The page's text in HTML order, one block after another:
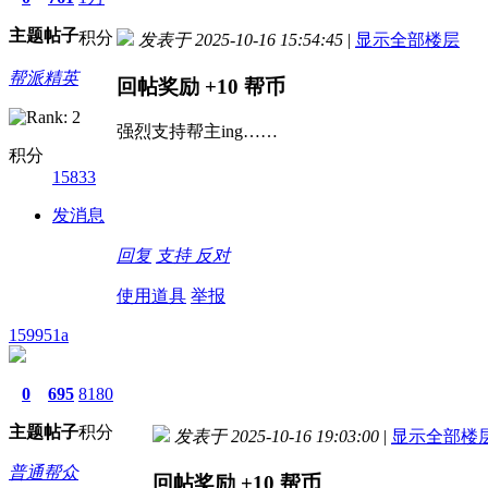
主题帖子积分
帮派精英
积分
15833
发消息
发表于 2025-10-16 15:54:45 | 显示全部楼层
回帖奖励 +10 帮币
强烈支持帮主ing……
回复 支持 反对
使用道具 举报
159951a
0
主题
695
帖子
8180
积分
普通帮众
发表于 2025-10-16 19:03:00 | 显示全部楼
回帖奖励 +10 帮币